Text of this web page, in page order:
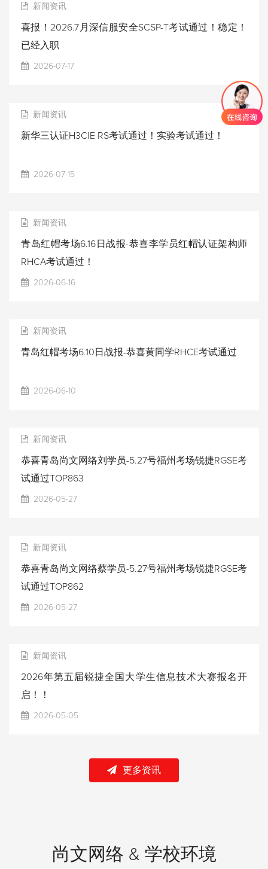
新闻资讯
喜报！2026.7月深信服安全SCSP-T考试通过！稳定！
已经入职
2026-07-17
新闻资讯
新华三认证H3CIE RS考试通过！实验考试通过！
2026-07-15
新闻资讯
青岛红帽考场6.16日战报-恭喜李学员红帽认证架构师
RHCA考试通过！
2026-06-16
新闻资讯
青岛红帽考场6.10日战报-恭喜黄同学RHCE考试通过
2026-06-10
新闻资讯
恭喜青岛尚文网络刘学员-5.27号福州考场锐捷RGSE考
试通过TOP863
2026-05-27
新闻资讯
恭喜青岛尚文网络蔡学员-5.27号福州考场锐捷RGSE考
试通过TOP862
2026-05-27
新闻资讯
2026年第五届锐捷全国大学生信息技术大赛报名开
启！！
2026-05-05
更多资讯
尚文网络 & 学校环境